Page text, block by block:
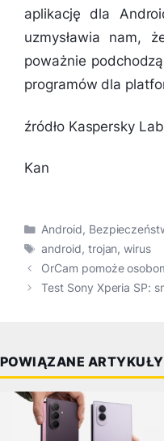
aplikację dla
uzmysławia nam,
poważnie
programów dla
źródło Kaspersky Lab
Kan
Kategorie
Android,
Tagi
android, trojan,wirus
OrCam pomoże
Test Sony Xperia SP:
POWIĄZANE ARTYKUŁY